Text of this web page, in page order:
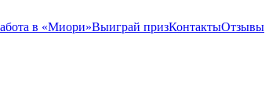
в «Миори»Выиграй призКонтактыОтзывы